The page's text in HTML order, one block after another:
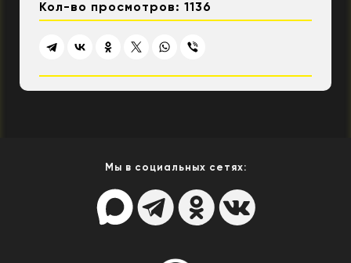
Кол-во просмотров: 1136
Мы в социальных сетях: